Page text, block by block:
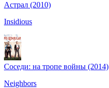
Астрал (2010)
Insidious
Соседи: на тропе войны (2014)
Neighbors